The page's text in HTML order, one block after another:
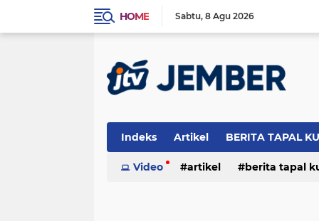
HOME Sabtu 8 Agu 2026
Indeks Artikel BERITA TAPAL
PERISTIWA
Video artikel berita tapal